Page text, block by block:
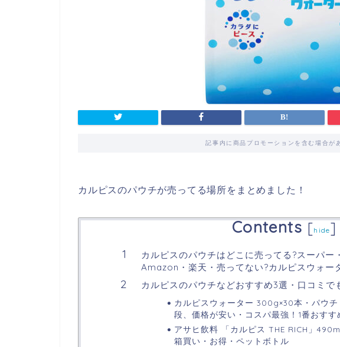
記事内に商品プロモーションを含む場合が
カルピスのパウチが売ってる場所をまとめました！
Contents [hide]
カルピスのパウチはどこに売ってる?スーパー
Amazon・楽天・売ってない?カルピスウォー
カルピスのパウチなどおすすめ3選・口コミで
カルピスウォーター 300g×30本・パウ
段、価格が安い・コスパ最強！1番おすす
アサヒ飲料 「カルピス THE RICH」
箱買い・お得・ペットボトル